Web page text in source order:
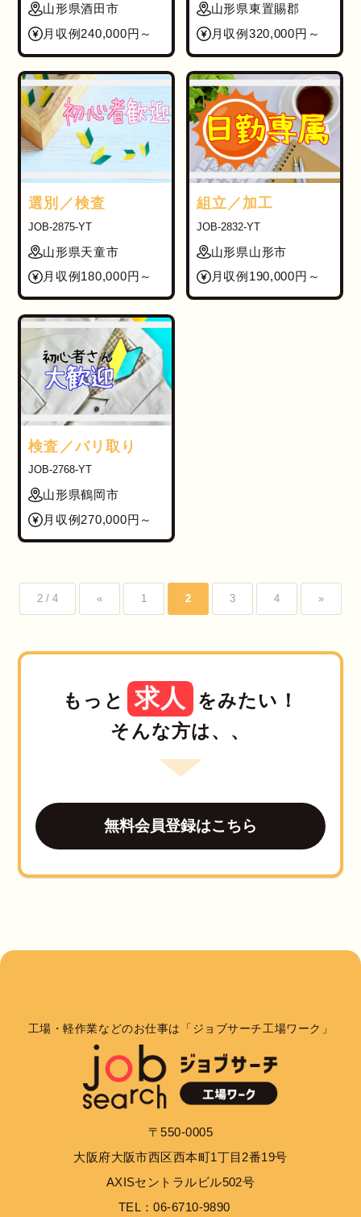
山形県酒田市
月収例240,000円～
山形県東置賜郡
月収例320,000円～
選別／検査
JOB-2875-YT
山形県天童市
月収例180,000円～
組立／加工
JOB-2832-YT
山形県山形市
月収例190,000円～
検査／バリ取り
JOB-2768-YT
山形県鶴岡市
月収例270,000円～
2 / 4 « 1 2 3 4 »
もっと 求人
をみたい！
そんな方は、、
無料会員登録はこちら
工場・軽作業などのお仕事は「ジョブサーチ工場ワーク」
〒550-0005
大阪府大阪市西区西本町1丁目2番19号
AXISセントラルビル502号
TEL：06-6710-9890